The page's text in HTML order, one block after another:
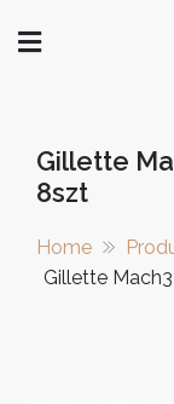
Gillette
8szt
Home
Gillette